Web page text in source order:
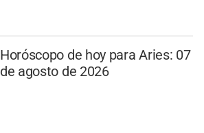
Horóscopo de hoy para Aries: 07
de agosto de 2026